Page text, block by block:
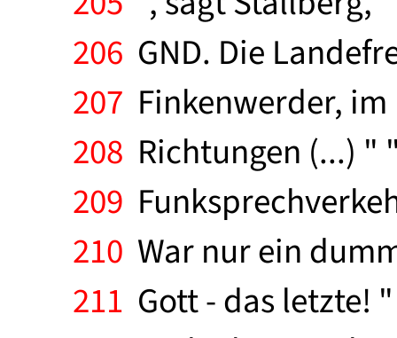
206 GND. Die
207 Finkenwerder,
208 Richtungen (...)
209
210 War nur ein
211 Gott - das letzte!